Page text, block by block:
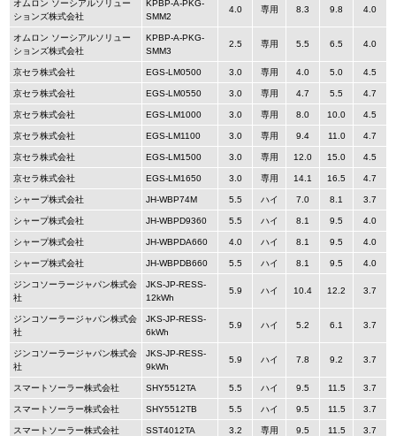
オムロン ソーシアルソリュー
ションズ株式会社
KPBP-A-PKG-
SMM2
4.0 専用 8.3 9.8 4.0
オムロン ソーシアルソリュー
ションズ株式会社
KPBP-A-PKG-
SMM3
2.5 専用 5.5 6.5 4.0
京セラ株式会社 EGS-LM0500 3.0 専用 4.0 5.0 4.5
京セラ株式会社 EGS-LM0550 3.0 専用 4.7 5.5 4.7
京セラ株式会社 EGS-LM1000 3.0 専用 8.0 10.0 4.5
京セラ株式会社 EGS-LM1100 3.0 専用 9.4 11.0 4.7
京セラ株式会社 EGS-LM1500 3.0 専用 12.0 15.0 4.5
京セラ株式会社 EGS-LM1650 3.0 専用 14.1 16.5 4.7
シャープ株式会社 JH-WBP74M 5.5 ハイ 7.0 8.1 3.7
シャープ株式会社 JH-WBPD9360 5.5 ハイ 8.1 9.5 4.0
シャープ株式会社 JH-WBPDA660 4.0 ハイ 8.1 9.5 4.0
シャープ株式会社 JH-WBPDB660 5.5 ハイ 8.1 9.5 4.0
ジンコソーラージャパン株式会
社
JKS-JP-RESS-
12kWh
5.9 ハイ 10.4 12.2 3.7
ジンコソーラージャパン株式会
社
JKS-JP-RESS-
6kWh
5.9 ハイ 5.2 6.1 3.7
ジンコソーラージャパン株式会
社
JKS-JP-RESS-
9kWh
5.9 ハイ 7.8 9.2 3.7
スマートソーラー株式会社 SHY5512TA 5.5 ハイ 9.5 11.5 3.7
スマートソーラー株式会社 SHY5512TB 5.5 ハイ 9.5 11.5 3.7
スマートソーラー株式会社 SST4012TA 3.2 専用 9.5 11.5 3.7